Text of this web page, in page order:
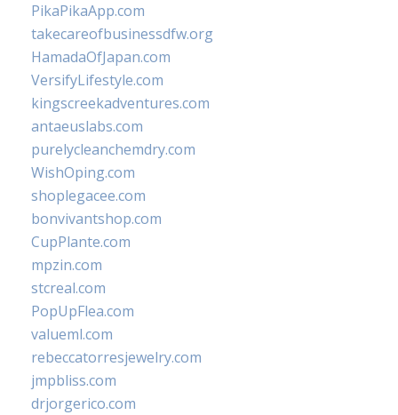
PikaPikaApp.com
takecareofbusinessdfw.org
HamadaOfJapan.com
VersifyLifestyle.com
kingscreekadventures.com
antaeuslabs.com
purelycleanchemdry.com
WishOping.com
shoplegacee.com
bonvivantshop.com
CupPlante.com
mpzin.com
stcreal.com
PopUpFlea.com
valueml.com
rebeccatorresjewelry.com
jmpbliss.com
drjorgerico.com